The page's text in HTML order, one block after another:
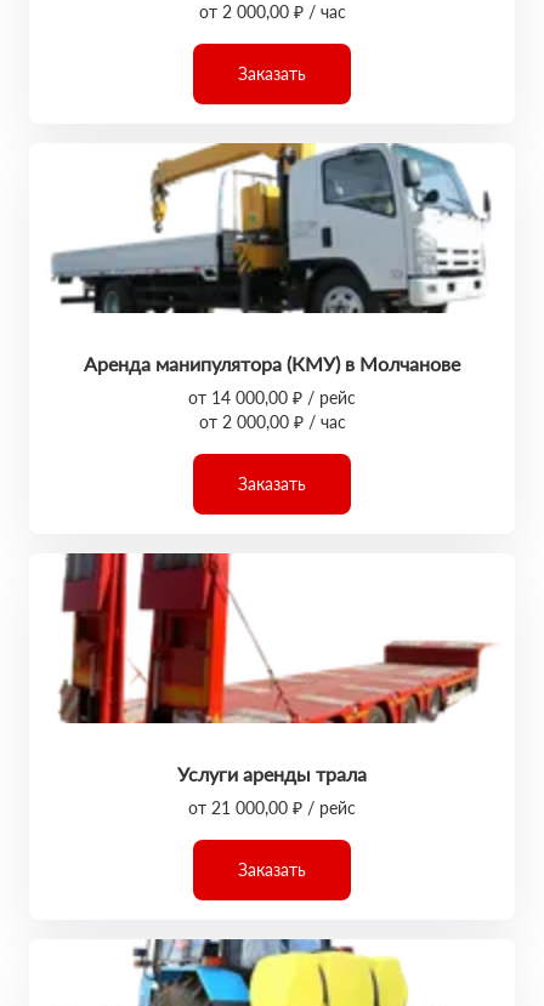
от 2 000,00 ₽ / час
Заказать
Аренда манипулятора (КМУ) в Молчанове
от 14 000,00 ₽ / рейс
от 2 000,00 ₽ / час
Заказать
Услуги аренды трала
от 21 000,00 ₽ / рейс
Заказать